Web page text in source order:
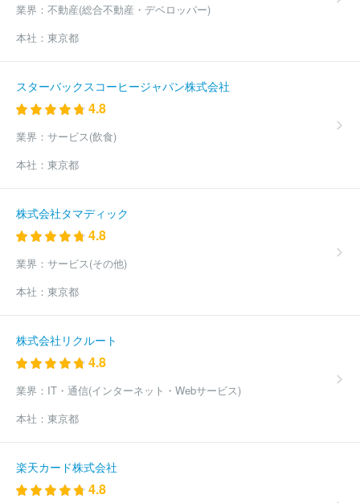
業界： 不動産(総合不動産・デベロッパー)
本社： 東京都
スターバックスコーヒージャパン株式会社
4.8
業界： サービス(飲食)
本社： 東京都
株式会社タマディック
4.8
業界： サービス(その他)
本社： 東京都
株式会社リクルート
4.8
業界： IT・通信(インターネット・Webサービス)
本社： 東京都
楽天カード株式会社
4.8